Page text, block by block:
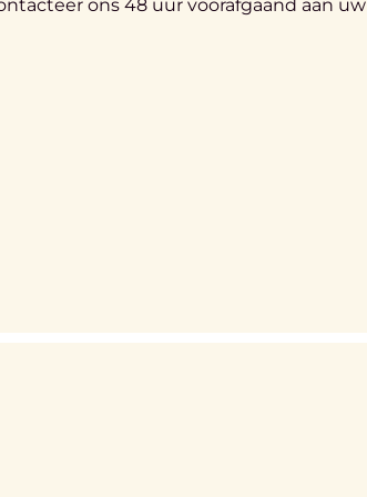
ons 48 uur voorafgaand aan uw